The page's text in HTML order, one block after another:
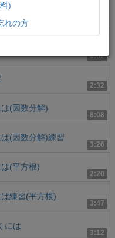
6:02
2:32
8:08
(因数分解)
3:26
(因数分解)練習
2:20
(平方根)
3:47
練習(平方根)
3:12
には
)
れの方